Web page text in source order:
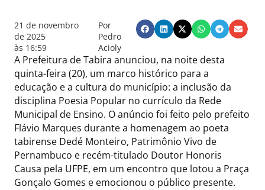
21 de novembro
de 2025
às 16:59
Por
Pedro
Acioly
A Prefeitura de Tabira anunciou, na noite desta
quinta-feira (20), um marco histórico para a
educação e a cultura do município: a inclusão da
disciplina Poesia Popular no currículo da Rede
Municipal de Ensino. O anúncio foi feito pelo prefeito
Flávio Marques durante a homenagem ao poeta
tabirense Dedé Monteiro, Patrimônio Vivo de
Pernambuco e recém-titulado Doutor Honoris
Causa pela UFPE, em um encontro que lotou a Praça
Gonçalo Gomes e emocionou o público presente.